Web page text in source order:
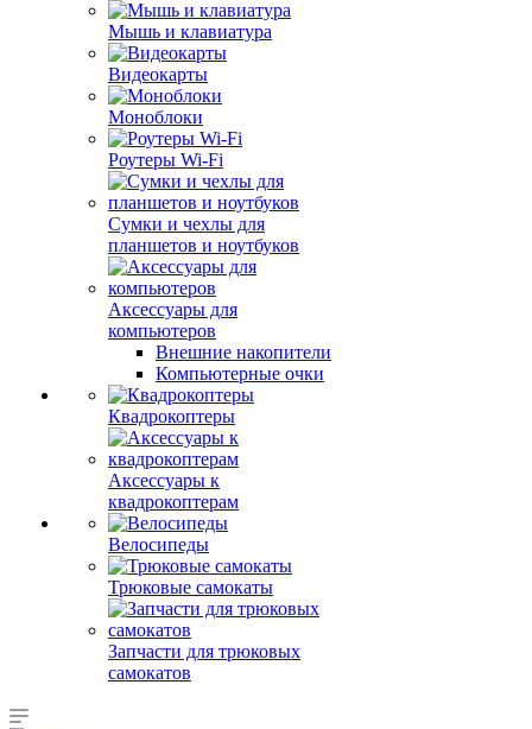
Мышь и клавиатура
Видеокарты
Моноблоки
Роутеры Wi-Fi
Сумки и чехлы для
планшетов и ноутбуков
Аксессуары для
компьютеров
Внешние накопители
Компьютерные очки
Квадрокоптеры
Аксессуары к
квадрокоптерам
Велосипеды
Трюковые самокаты
Запчасти для трюковых
самокатов